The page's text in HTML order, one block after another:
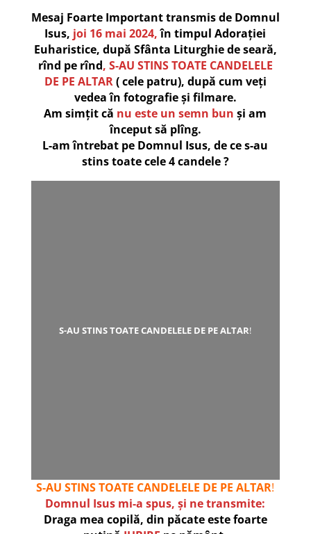
Mesaj Foarte Important transmis de Domnul
Isus, joi 16 mai 2024,în timpul Adorației
Euharistice, după Sfânta Liturghie de seară,
rînd pe rînd, S-AU STINS TOATE CANDELELE
DE PE ALTAR( cele patru), după cum veți
vedea în fotografie și filmare.
Am simțit că nu este un semn bun și am
început să plîng.
L-am întrebat pe Domnul Isus, de ce s-au
stins toate cele 4 candele ?
S-AU STINS TOATE CANDELELE DE PE ALTAR!
S-AU STINS TOATE CANDELELE DE PE ALTAR!
Domnul Isus mi-a spus, și ne transmite:
Draga mea copilă, din păcate este foarte